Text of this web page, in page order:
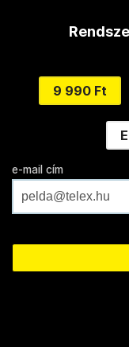
9 990 Ft
e-mail cím